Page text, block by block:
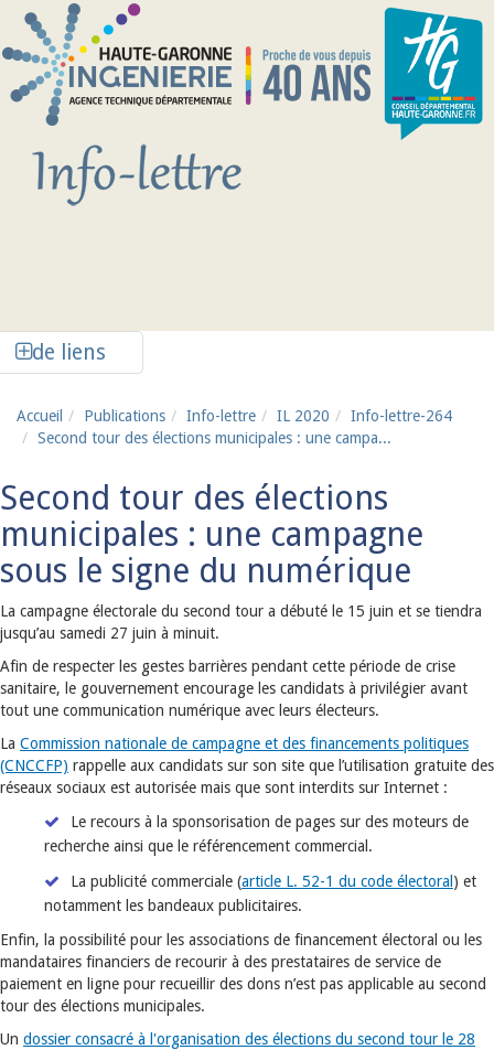
Aller au contenu principal
de liens
Accueil Publications Info-lettre IL 2020
Info-lettre-264
Second tour des élections municipales : une campa...
Second tour des élections
municipales : une campagne
sous le signe du numérique
La campagne électorale du second tour a débuté le 15 juin et se tiendra
jusqu’au samedi 27 juin à minuit.
Afin de respecter les gestes barrières pendant cette période de crise
sanitaire, le gouvernement encourage les candidats à privilégier avant
tout une communication numérique avec leurs électeurs.
La Commission nationale de campagne et des financements politiques
(CNCCFP) rappelle aux candidats sur son site que l’utilisation gratuite des
réseaux sociaux est autorisée mais que sont interdits sur Internet :
Le recours à la sponsorisation de pages sur des moteurs de
recherche ainsi que le référencement commercial.
La publicité commerciale (article L. 52-1 du code électoral ) et
notamment les bandeaux publicitaires.
Enfin, la possibilité pour les associations de financement électoral ou les
mandataires financiers de recourir à des prestataires de service de
paiement en ligne pour recueillir des dons n’est pas applicable au second
tour des élections municipales.
Un dossier consacré à l'organisation des élections du second tour le 28